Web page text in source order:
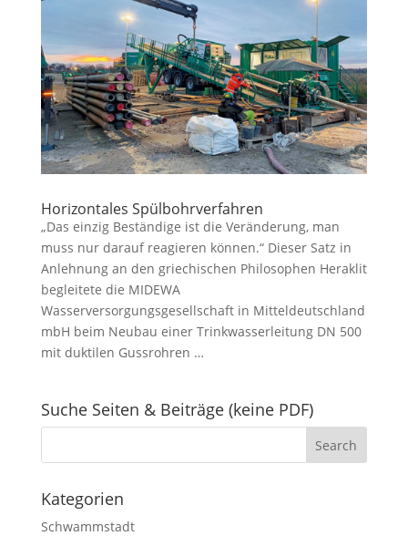
Horizontales Spülbohrverfahren
„Das einzig Beständige ist die Veränderung, man
muss nur darauf reagieren können.“ Dieser Satz in
Anlehnung an den griechischen Philosophen Heraklit
begleitete die MIDEWA
Wasserversorgungsgesellschaft in Mitteldeutschland
mbH beim Neubau einer Trinkwasserleitung DN 500
mit duktilen Gussrohren …
Suche Seiten & Beiträge (keine PDF)
Kategorien
Schwammstadt